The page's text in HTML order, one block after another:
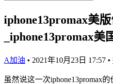
iphone13promax美
_iphone13promax美
A加油 • 2021年10月23日 17:57 •
虽然说这一次iphone13promax